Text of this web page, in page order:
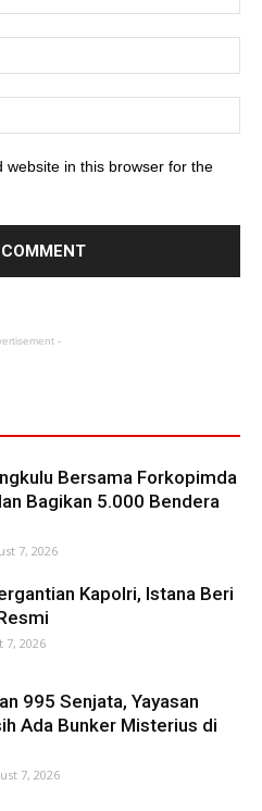
website in this browser for the
-
Bersama Forkopimda
Bagikan 5.000 Bendera
7, 2026
Kapolri, Istana Beri
7, 2026
995 Senjata, Yayasan
Ada Bunker Misterius di
7, 2026